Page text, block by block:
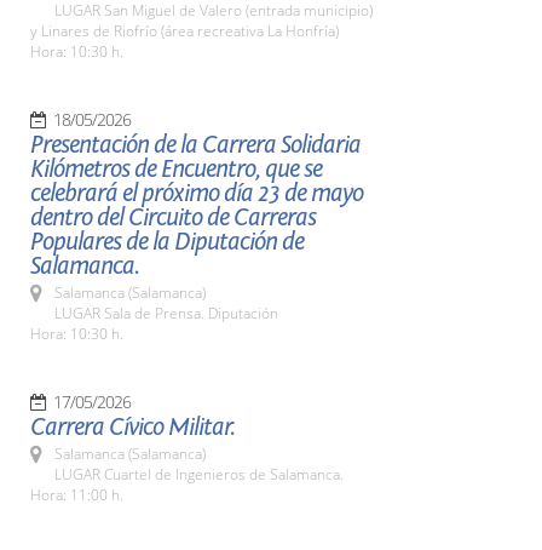
LUGAR San Miguel de Valero (entrada municipio)
y Linares de Riofrío (área recreativa La Honfría)
Hora: 10:30 h.
18/05/2026
Presentación de la Carrera Solidaria
Kilómetros de Encuentro, que se
celebrará el próximo día 23 de mayo
dentro del Circuito de Carreras
Populares de la Diputación de
Salamanca.
Salamanca (Salamanca)
LUGAR Sala de Prensa. Diputación
Hora: 10:30 h.
17/05/2026
Carrera Cívico Militar.
Salamanca (Salamanca)
LUGAR Cuartel de Ingenieros de Salamanca.
Hora: 11:00 h.